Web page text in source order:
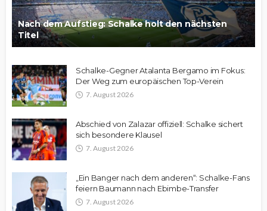
Nach dem Aufstieg: Schalke holt den nächsten
Titel
Schalke-Gegner Atalanta Bergamo im Fokus:
Der Weg zum europäischen Top-Verein
7. August 2026
Abschied von Zalazar offiziell: Schalke sichert
sich besondere Klausel
7. August 2026
„Ein Banger nach dem anderen“: Schalke-Fans
feiern Baumann nach Ebimbe-Transfer
7. August 2026